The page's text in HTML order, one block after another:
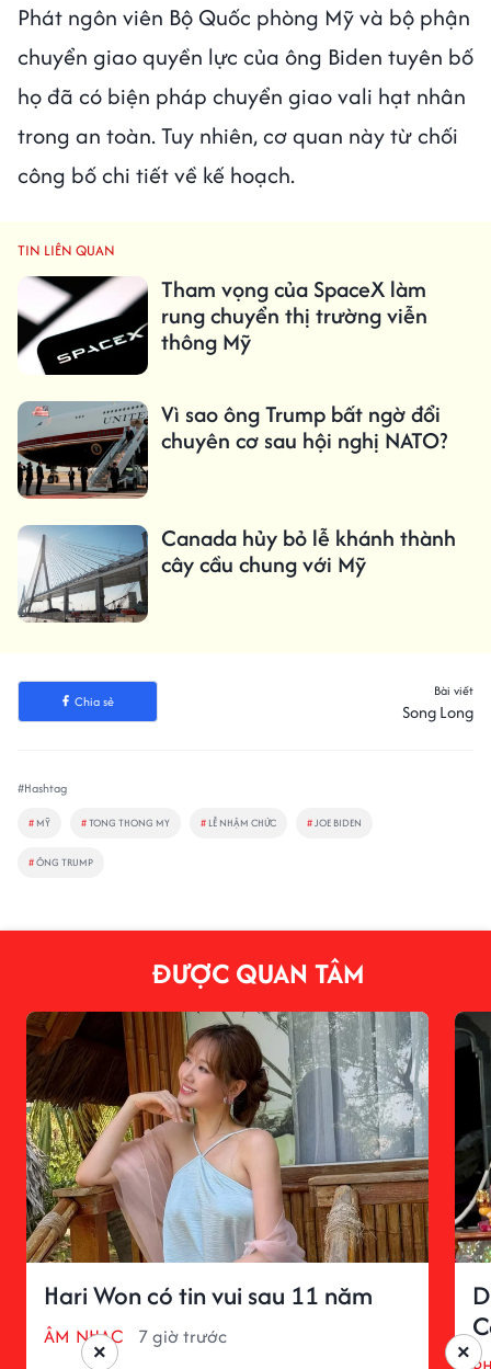
Phát ngôn viên Bộ Quốc phòng Mỹ và bộ phận
chuyển giao quyền lực của ông Biden tuyên bố
họ đã có biện pháp chuyển giao vali hạt nhân
trong an toàn. Tuy nhiên, cơ quan này từ chối
công bố chi tiết về kế hoạch.
TIN LIÊN QUAN
Tham vọng của SpaceX làm
rung chuyển thị trường viễn
thông Mỹ
Vì sao ông Trump bất ngờ đổi
chuyên cơ sau hội nghị NATO?
Canada hủy bỏ lễ khánh thành
cây cầu chung với Mỹ
Chia sẻ
Bài viết
Song Long
#Hashtag
# MỸ #TONG THONG MY # LỄ NHẬM CHỨC #JOE BIDEN
#ÔNG TRUMP
ĐƯỢC QUAN TÂM
Hari Won có tin vui sau 11 năm
ÂM NHẠC 7 giờ trước
×
×